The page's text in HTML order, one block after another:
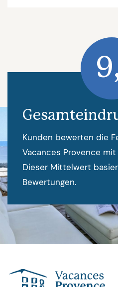
Kunden bewerten die
Vacances Provence
Dieser Mittelwert
Bewertungen.